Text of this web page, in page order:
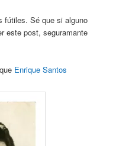
fútiles. Sé que si alguno
este post, seguramante
Enrique Santos